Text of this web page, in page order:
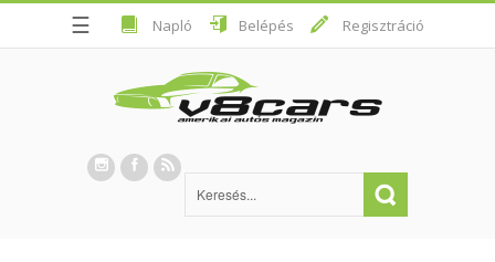
☰ Napló Belépés Regisztráció